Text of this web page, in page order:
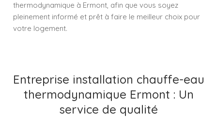
thermodynamique à Ermont, afin que vous soyez
pleinement informé et prêt à faire le meilleur choix pour
votre logement.
Entreprise installation chauffe-eau
thermodynamique Ermont : Un
service de qualité